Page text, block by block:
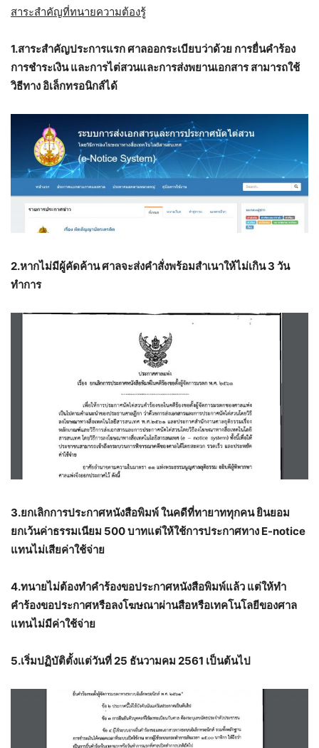
สาระสำคัญที่ทนายความต้องรู้
1.สาระสำคัญประการแรก ศาลออกระเบียบว่าด้วย การยื่นคำร้อง
การชำระเงิน และการไต่สวนและการส่งพยานเอกสาร สามารถใช้
วิธีทาง อิเล็กทรอนิกส์ได้
2.หากไม่มีผู้คัดค้าน ศาลจะส่งคำสั่งพร้อมสำเนาให้ไม่เกิน 3 วัน
ทำการ
3.ยกเลิกการประกาศหนังสือพิมพ์ ในคดีที่ทายาททุกคน ยินยอม
ยกเว้นค่าธรรมเนียม 500 บาทแต่ให้ใช้การประกาศทาง E-notice
แทนไม่เสียค่าใช้จ่าย
4.ทนายไม่ต้องทำคำร้องขอประกาศหนังสือพิมพ์แล้ว แต่ให้ทำ
คำร้องขอประกาศหรือลงโฆษณาผ่านสือหรือเทคโนโลยีของศาล
แทนไม่มีค่าใช้จ่าย
5.เริ่มปฏิบัติตั้งแต่วันที่ 25 ธันวามคม 2561 เป็นต้นไป